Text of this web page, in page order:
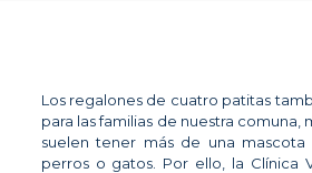
Los regalones de cuatro patitas
para las familias de nuestra comuna,
suelen tener más de una
perros o gatos. Por ello, la Clínica